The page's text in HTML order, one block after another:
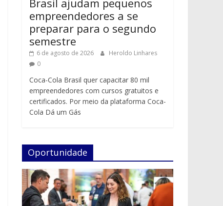
Brasil ajudam pequenos
empreendedores a se
preparar para o segundo
semestre
6 de agosto de 2026
Heroldo Linhares
0
Coca-Cola Brasil quer capacitar 80 mil
empreendedores com cursos gratuitos e
certificados. Por meio da plataforma Coca-
Cola Dá um Gás
Oportunidade